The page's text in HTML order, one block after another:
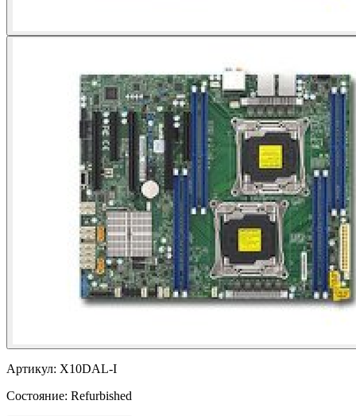
Артикул: X10DAL-I
Состояние: Refurbished